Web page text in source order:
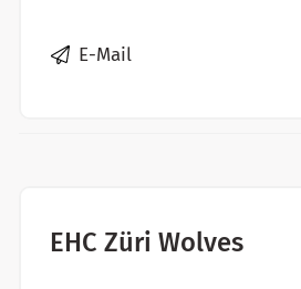
E-Mail
EHC Züri Wolves